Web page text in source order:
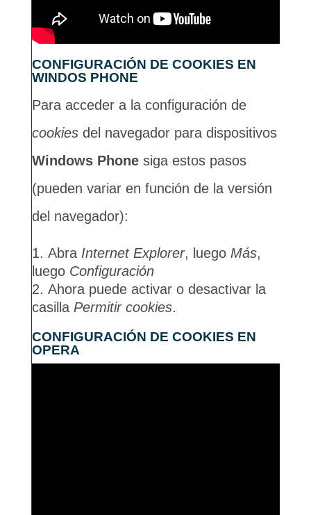
CONFIGURACIÓN DE COOKIES EN
WINDOS PHONE
Para acceder a la configuración de
cookiesdel navegador para dispositivos
Windows Phonesiga estos pasos
(pueden variar en función de la versión
del navegador):
Abra Internet Explorer, luego Más,
luego Configuración
Ahora puede activar o desactivar la
casilla Permitir cookies.
CONFIGURACIÓN DE COOKIES EN
OPERA